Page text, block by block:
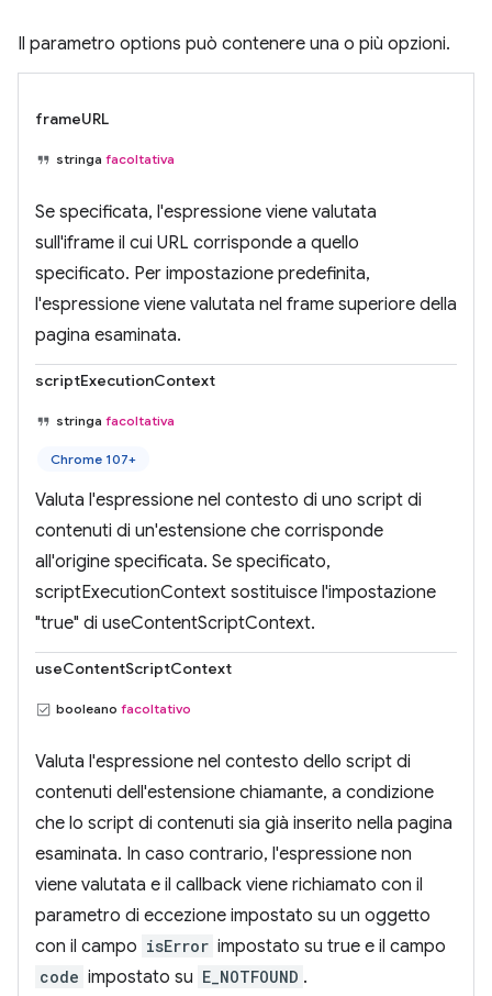
Il parametro options può contenere una o più opzioni.
frameURL
stringa facoltativa
Se specificata, l'espressione viene valutata
sull'iframe il cui URL corrisponde a quello
specificato. Per impostazione predefinita,
l'espressione viene valutata nel frame superiore della
pagina esaminata.
scriptExecutionContext
stringa facoltativa
Chrome 107+
Valuta l'espressione nel contesto di uno script di
contenuti di un'estensione che corrisponde
all'origine specificata. Se specificato,
scriptExecutionContext sostituisce l'impostazione
"true" di useContentScriptContext.
useContentScriptContext
booleano facoltativo
Valuta l'espressione nel contesto dello script di
contenuti dell'estensione chiamante, a condizione
che lo script di contenuti sia già inserito nella pagina
esaminata. In caso contrario, l'espressione non
viene valutata e il callback viene richiamato con il
parametro di eccezione impostato su un oggetto
con il campo isError impostato su true e il campo
code impostato su E_NOTFOUND .